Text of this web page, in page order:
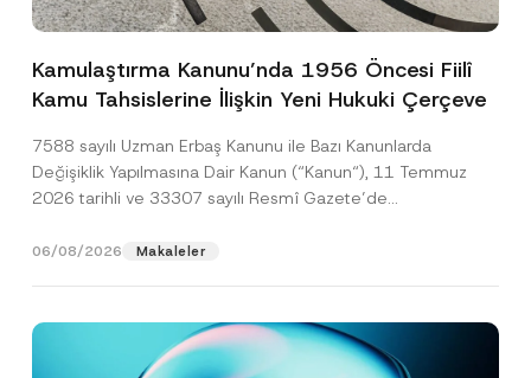
Kamulaştırma Kanunu’nda 1956 Öncesi Fiilî
Kamu Tahsislerine İlişkin Yeni Hukuki Çerçeve
7588 sayılı Uzman Erbaş Kanunu ile Bazı Kanunlarda
Değişiklik Yapılmasına Dair Kanun (“Kanun“), 11 Temmuz
2026 tarihli ve 33307 sayılı Resmî Gazete’de
06/08/2026 Makaleler